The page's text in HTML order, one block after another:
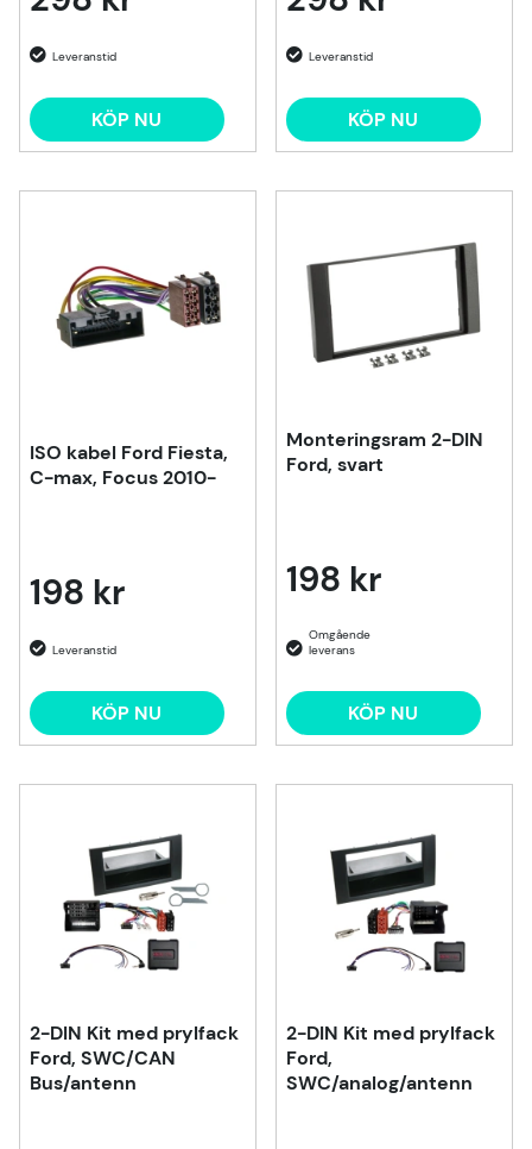
KÖP NU KÖP NU
ISO kabel Ford Fiesta,
C-max, Focus 2010-
198 kr
KÖP NU
Monteringsram 2-DIN
Ford, svart
198 kr
KÖP NU
2-DIN Kit med prylfack
Ford, SWC/CAN
Bus/antenn
2-DIN Kit med prylfack
Ford,
SWC/analog/antenn